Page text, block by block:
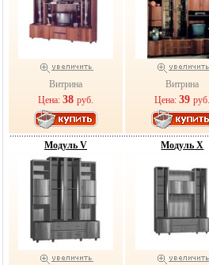
Витрина
Цена: 38 руб.
Витрина
Цена: 39
Модуль V Модуль X